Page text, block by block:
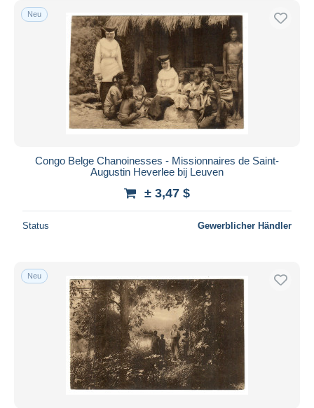
Neu
Congo Belge Chanoinesses - Missionnaires de Saint-
Augustin Heverlee bij Leuven
± 3,47 $
Status Gewerblicher Händler
Neu